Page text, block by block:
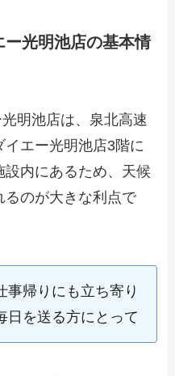
光明池店の基本情
明池店は、泉北高速
エー光明池店3階に
内にあるため、天候
るのが大きな利点で
事帰りにも立ち寄り
日を送る方にとって